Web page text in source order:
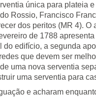
única para plateia
Rossio, Francisco
dos peritos (MR 4).
de 1788
do edifício, a segunda
que devem ser
uma nova serventia
uma serventia para
e acharam